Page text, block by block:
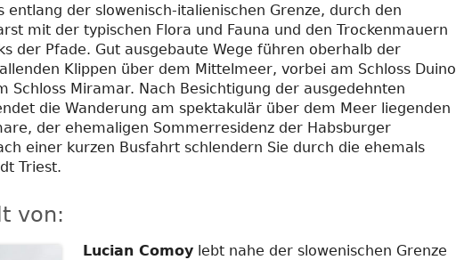
entlang der slowenisch-italienischen Grenze, durch den
mit der typischen Flora und Fauna und den Trockenmauern
der Pfade. Gut ausgebaute Wege führen oberhalb der
Klippen über dem Mittelmeer, vorbei am Schloss Duino
Schloss Miramar. Nach Besichtigung der ausgedehnten
die Wanderung am spektakulär über dem Meer liegenden
der ehemaligen Sommerresidenz der Habsburger
einer kurzen Busfahrt schlendern Sie durch die ehemals
Triest.
von:
Lucian Comoy lebt nahe der slowenischen Grenze